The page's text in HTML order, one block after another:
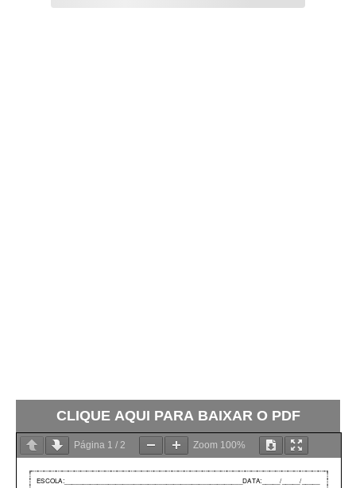
CLIQUE AQUI PARA BAIXAR O PDF
Página 1 / 2 Zoom 100%